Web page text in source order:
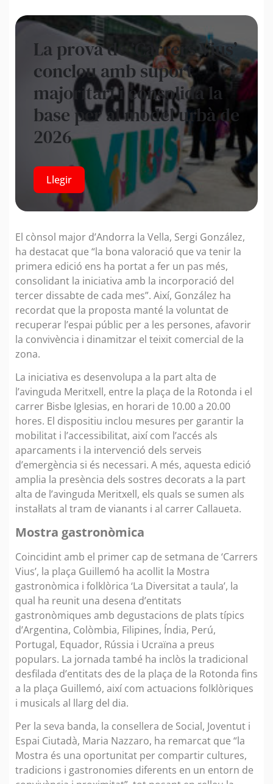
La prova de ‘Carrers Vius’
conclou amb suport
majoritari i consolida la
base per al model urbà de
2026
Llegir
El cònsol major d’Andorra la Vella, Sergi González,
ha destacat que “la bona valoració que va tenir la
primera edició ens ha portat a fer un pas més,
consolidant la iniciativa amb la incorporació del
tercer dissabte de cada mes”. Així, González ha
recordat que la proposta manté la voluntat de
recuperar l’espai públic per a les persones, afavorir
la convivència i dinamitzar el teixit comercial de la
zona.
La iniciativa es desenvolupa a la part alta de
l’avinguda Meritxell, entre la plaça de la Rotonda i el
carrer Bisbe Iglesias, en horari de 10.00 a 20.00
hores. El dispositiu inclou mesures per garantir la
mobilitat i l’accessibilitat, així com l’accés als
aparcaments i la intervenció dels serveis
d’emergència si és necessari. A més, aquesta edició
amplia la presència dels sostres decorats a la part
alta de l’avinguda Meritxell, els quals se sumen als
instal·lats al tram de vianants i al carrer Callaueta.
Mostra gastronòmica
Coincidint amb el primer cap de setmana de ‘Carrers
Vius’, la plaça Guillemó ha acollit la Mostra
gastronòmica i folklòrica ‘La Diversitat a taula’, la
qual ha reunit una desena d’entitats
gastronòmiques amb degustacions de plats típics
d’Argentina, Colòmbia, Filipines, Índia, Perú,
Portugal, Equador, Rússia i Ucraïna a preus
populars. La jornada també ha inclòs la tradicional
desfilada d’entitats des de la plaça de la Rotonda fins
a la plaça Guillemó, així com actuacions folklòriques
i musicals al llarg del dia.
Per la seva banda, la consellera de Social, Joventut i
Espai Ciutadà, Maria Nazzaro, ha remarcat que “la
Mostra és una oportunitat per compartir cultures,
tradicions i gastronomies diferents en un entorn de